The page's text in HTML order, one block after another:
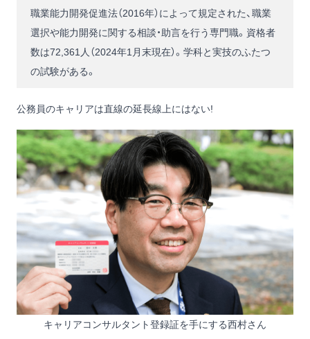
職業能力開発促進法（2016年）によって規定された、職業
選択や能力開発に関する相談・助言を行う専門職。資格者
数は72,361人（2024年1月末現在）。学科と実技のふたつ
の試験がある。
公務員のキャリアは直線の延長線上にはない!
キャリアコンサルタント登録証を手にする西村さん